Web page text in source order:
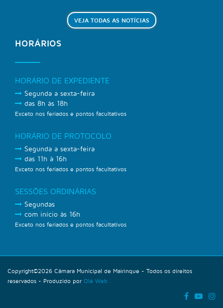
VEJA TODAS AS NOTÍCIAS
HORÁRIOS
HORÁRIO DE EXPEDIENTE
Segunda a sexta-feira
das 8h às 18h
Exceto nos feriados e pontos facultativos
HORÁRIO DE PROTOCOLO
Segunda a sexta-feira
das 11h à 16h
Exceto nos feriados e pontos facultativos
SESSÕES ORDINÁRIAS
Segundas
com início às 16h
Exceto nos feriados e pontos facultativos
Copyright©2026 Câmara Municipal de Mairinque - Todos os direitos
reservados - Produzido por Olé Web